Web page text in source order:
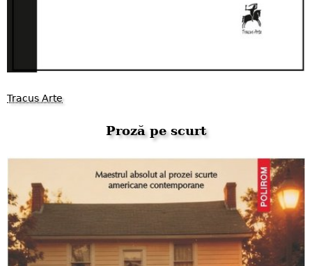
Tracus Arte
Proză pe scurt